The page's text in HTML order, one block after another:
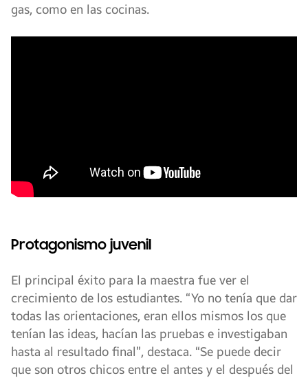
gas, como en las cocinas.
Protagonismo juvenil
El principal éxito para la maestra fue ver el
crecimiento de los estudiantes. “Yo no tenía que dar
todas las orientaciones, eran ellos mismos los que
tenían las ideas, hacían las pruebas e investigaban
hasta al resultado final”, destaca. “Se puede decir
que son otros chicos entre el antes y el después del